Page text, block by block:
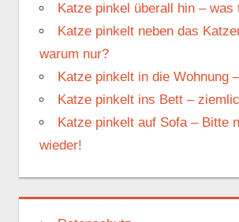
Katze pinkel überall hin – was
Katze pinkelt neben das
warum nur?
Katze pinkelt in die Wohnung
Katze pinkelt ins Bett –
Katze pinkelt auf Sofa – Bitte
wieder!